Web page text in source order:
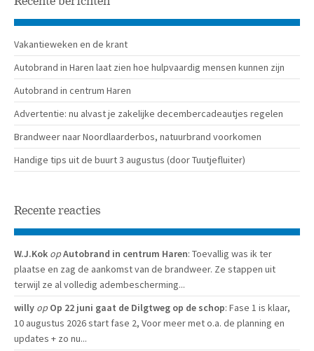
Vakantieweken en de krant
Autobrand in Haren laat zien hoe hulpvaardig mensen kunnen zijn
Autobrand in centrum Haren
Advertentie: nu alvast je zakelijke decembercadeautjes regelen
Brandweer naar Noordlaarderbos, natuurbrand voorkomen
Handige tips uit de buurt 3 augustus (door Tuutjefluiter)
Recente reacties
W.J.Kok opAutobrand in centrum Haren: Toevallig was ik ter
plaatse en zag de aankomst van de brandweer. Ze stappen uit
terwijl ze al volledig adembescherming...
willy op Op 22 juni gaat de Dilgtweg op de schop: Fase 1 is klaar,
10 augustus 2026 start fase 2, Voor meer met o.a. de planning en
updates + zo nu...